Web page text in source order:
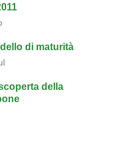
nata nel 1996,
java.
tra cui architetture
di sviluppo
del web.